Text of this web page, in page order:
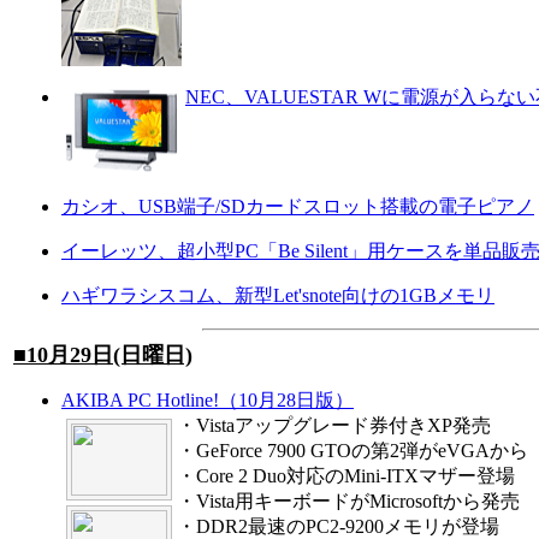
NEC、VALUESTAR Wに電源が入らない
カシオ、USB端子/SDカードスロット搭載の電子ピアノ
イーレッツ、超小型PC「Be Silent」用ケースを単品販売
ハギワラシスコム、新型Let'snote向けの1GBメモリ
■10月29日(日曜日)
AKIBA PC Hotline!（10月28日版）
・ Vistaアップグレード券付きXP発売
・ GeForce 7900 GTOの第2弾がeVGAから
・ Core 2 Duo対応のMini-ITXマザー登場
・ Vista用キーボードがMicrosoftから発売
・ DDR2最速のPC2-9200メモリが登場